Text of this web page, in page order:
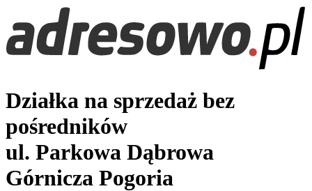
Działka na sprzedaż bez
pośredników
ul. Parkowa Dąbrowa
Górnicza Pogoria